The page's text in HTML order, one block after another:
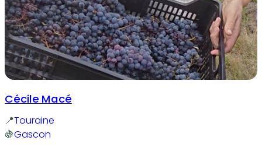
Cécile Macé
Touraine
Gascon